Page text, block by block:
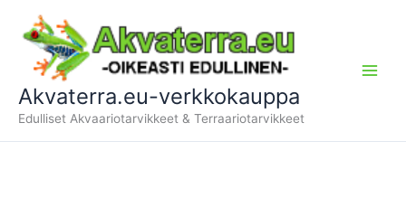
sisältöön
Akvaterra.eu-verkkokauppa
Edulliset Akvaariotarvikkeet & Terraariotarvikkeet